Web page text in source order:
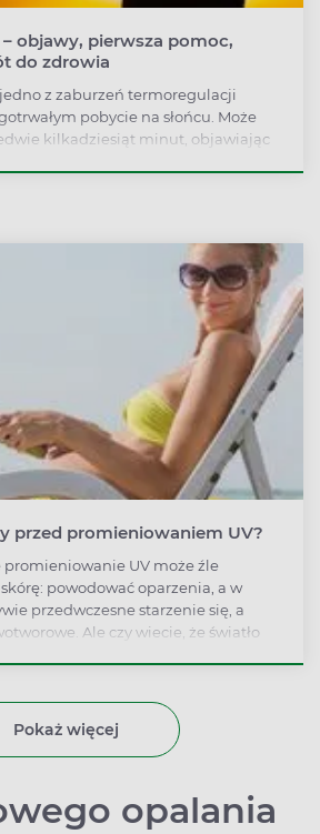
– objawy, pierwsza pomoc,
do zdrowia
jedno z zaburzeń termoregulacji
pobycie na słońcu. Może
kilkadziesiąt minut, objawiając
przed promieniowaniem UV?
promieniowanie UV może źle
powodować oparzenia, a w
przedwczesne starzenie się, a
Ale czy wiecie, że światło
Pokaż więcej
opalania